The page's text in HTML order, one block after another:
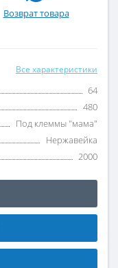
Возврат товара
Все характеристики
64
480
Под клеммы "мама"
Нержавейка
2000